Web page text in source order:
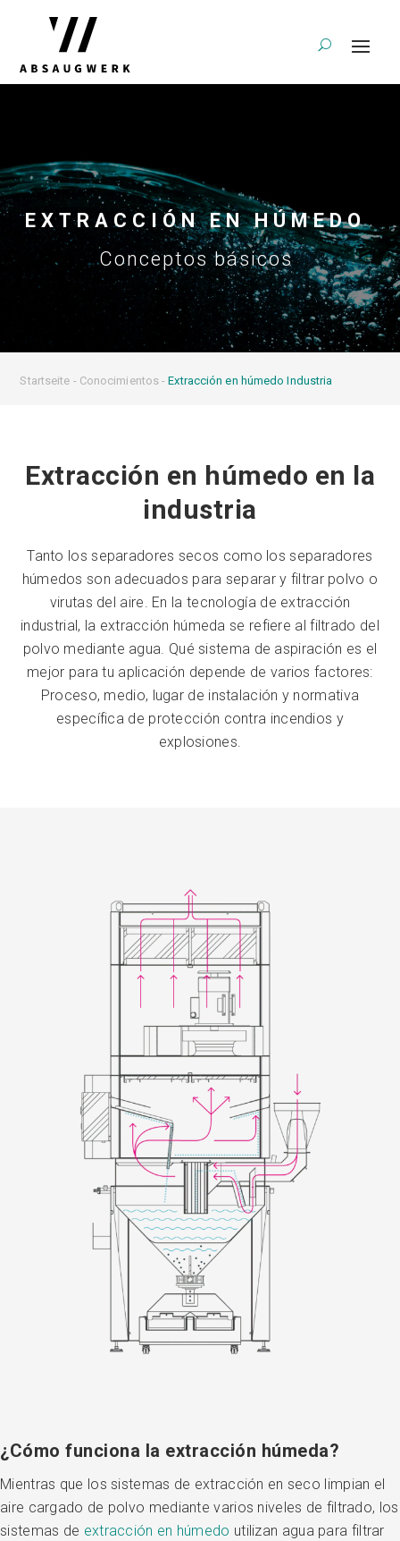
EXTRACCIÓN EN HÚMEDO
Conceptos básicos
Startseite - Conocimientos -Extracción en húmedo Industria
Extracción en húmedo en la
industria
Tanto los separadores secos como los separadores
húmedos son adecuados para separar y filtrar polvo o
virutas del aire. En la tecnología de extracción
industrial, la extracción húmeda se refiere al filtrado del
polvo mediante agua. Qué sistema de aspiración es el
mejor para tu aplicación depende de varios factores:
Proceso, medio, lugar de instalación y normativa
específica de protección contra incendios y
explosiones.
¿Cómo funciona la extracción húmeda?
Mientras que los sistemas de extracción en seco limpian el
aire cargado de polvo mediante varios niveles de filtrado, los
sistemas de extracción en húmedo utilizan agua para filtrar